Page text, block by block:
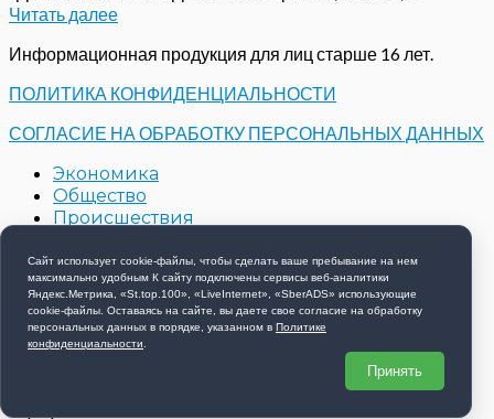
Читать далее
Информационная продукция для лиц старше 16 лет.
ПОЛИТИКА КОНФИДЕНЦИАЛЬНОСТИ
СОГЛАСИЕ НА ОБРАБОТКУ ПЕРСОНАЛЬНЫХ ДАННЫХ
Экономика
Общество
Происшествия
Контакты
Новости компаний
Copyright © 2026 РИА 57 - Все права защищены
Сайт использует cookie-файлы, чтобы сделать ваше пребывание на нем
максимально удобным К cайту подключены сервисы веб-аналитики
Яндекс.Метрика, «St.top.100», «LiveInternet», «SberADS» использующиe
cookie-файлы. Оставаясь на сайте, вы даете свое согласие на обработку
персональных данных в порядке, указанном в Политике
конфиденциальности
Принять